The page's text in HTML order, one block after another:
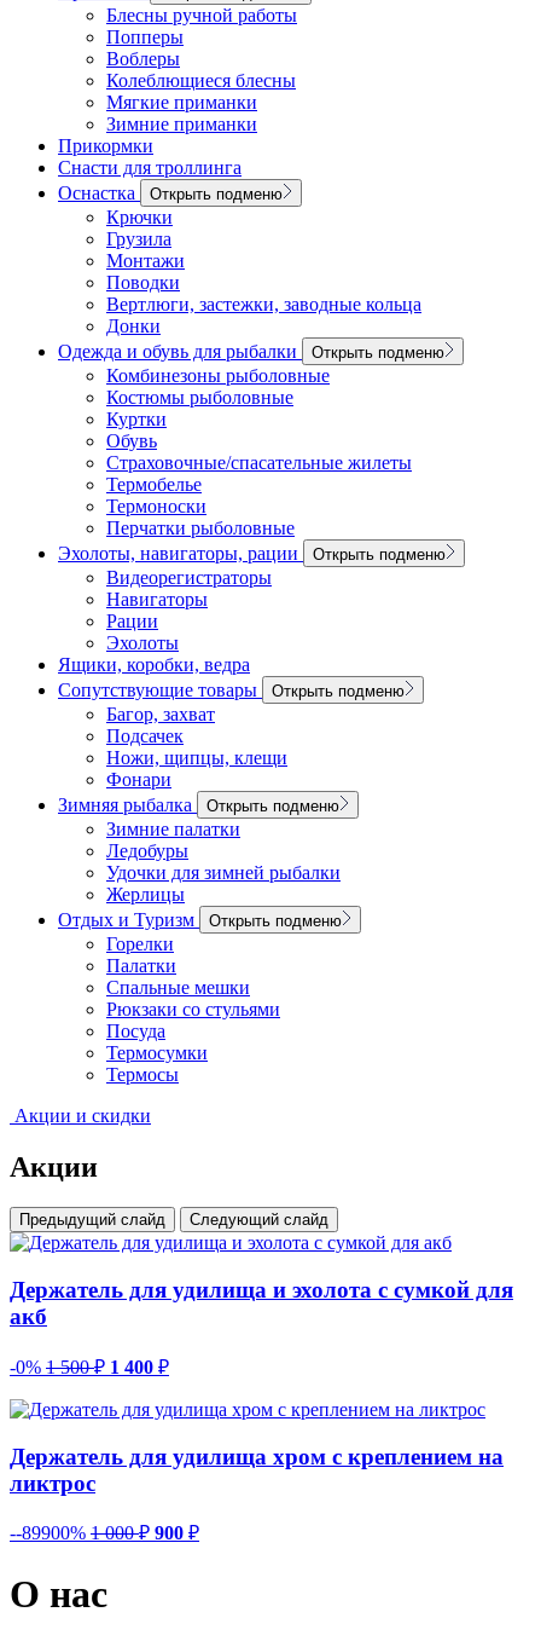
Блесны ручной работы
Попперы
Воблеры
Колеблющиеся блесны
Мягкие приманки
Зимние приманки
Прикормки
Снасти для троллинга
Оснастка
Открыть подменю
Крючки
Грузила
Монтажи
Поводки
Вертлюги, застежки, заводные кольца
Донки
Одежда и обувь для рыбалки
Открыть подменю
Комбинезоны рыболовные
Костюмы рыболовные
Куртки
Обувь
Страховочные/спасательные жилеты
Термобелье
Термоноски
Перчатки рыболовные
Эхолоты, навигаторы, рации
Открыть подменю
Видеорегистраторы
Навигаторы
Рации
Эхолоты
Ящики, коробки, ведра
Сопутствующие товары
Открыть подменю
Багор, захват
Подсачек
Ножи, щипцы, клещи
Фонари
Зимняя рыбалка
Открыть подменю
Зимние палатки
Ледобуры
Удочки для зимней рыбалки
Жерлицы
Отдых и Туризм
Открыть подменю
Горелки
Палатки
Спальные мешки
Рюкзаки со стульями
Посуда
Термосумки
Термосы
Акции и скидки
Акции
Предыдущий слайд Следующий слайд
Держатель для удилища и эхолота с сумкой для
акб
-0% 1 500₽ 1 400 ₽
Держатель для удилища хром с креплением на
ликтрос
--89900% 1 000₽ 900 ₽
О нас